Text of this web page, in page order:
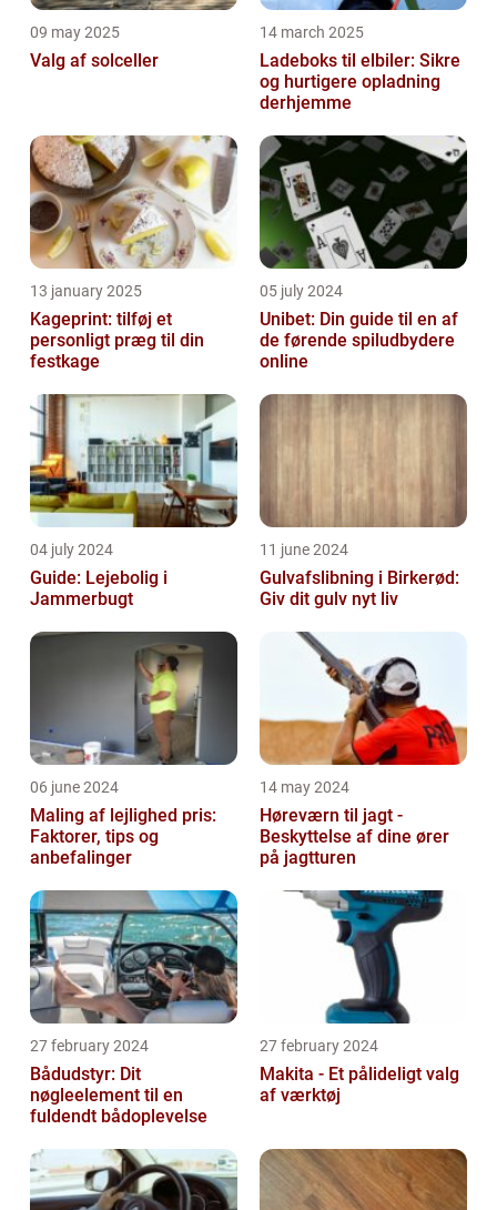
09 may 2025
Valg af solceller
14 march 2025
Ladeboks til elbiler: Sikre
og hurtigere opladning
derhjemme
13 january 2025
Kageprint: tilføj et
personligt præg til din
festkage
05 july 2024
Unibet: Din guide til en af
de førende spiludbydere
online
04 july 2024
Guide: Lejebolig i
Jammerbugt
11 june 2024
Gulvafslibning i Birkerød:
Giv dit gulv nyt liv
06 june 2024
Maling af lejlighed pris:
Faktorer, tips og
anbefalinger
14 may 2024
Høreværn til jagt -
Beskyttelse af dine ører
på jagtturen
27 february 2024
Bådudstyr: Dit
nøgleelement til en
fuldendt bådoplevelse
27 february 2024
Makita - Et pålideligt valg
af værktøj